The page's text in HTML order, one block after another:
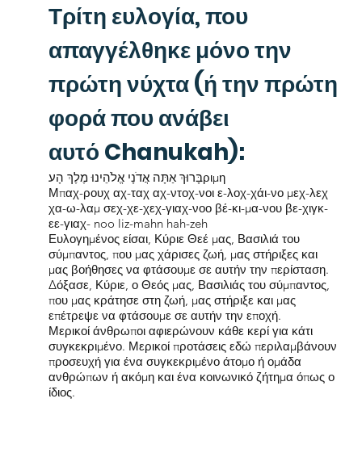
Τρίτη ευλογία, που
απαγγέλθηκε μόνο την
πρώτη νύχτα (ή την πρώτη
φορά που ανάβει
αυτό Chanukah):
בָּרוּךְ אַתָּה אֲדֹנָי אֱלֹהֵינוּ מֶלֶךְ הָעριμη
Μπαχ-ρουχ αχ-ταχ αχ-ντοχ-νοι ε-λοχ-χάι-νο μεχ-λεχ
χα-ω-λαμ σεχ-χε-χεχ-γιαχ-νοο βέ-κι-μα-νου βε-χιγκ-
εε-γιαχ- noo liz-mahn hah-zeh
Ευλογημένος είσαι, Κύριε Θεέ μας, Βασιλιά του
σύμπαντος, που μας χάρισες ζωή, μας στήριξες και
μας βοήθησες να φτάσουμε σε αυτήν την περίσταση.
Δόξασε, Κύριε, ο Θεός μας, Βασιλιάς του σύμπαντος,
που μας κράτησε στη ζωή, μας στήριξε και μας
επέτρεψε να φτάσουμε σε αυτήν την εποχή.
Μερικοί άνθρωποι αφιερώνουν κάθε κερί για κάτι
συγκεκριμένο. Μερικοί προτάσεις εδώ περιλαμβάνουν
προσευχή για ένα συγκεκριμένο άτομο ή ομάδα
ανθρώπων ή ακόμη και ένα κοινωνικό ζήτημα όπως ο
ίδιος.